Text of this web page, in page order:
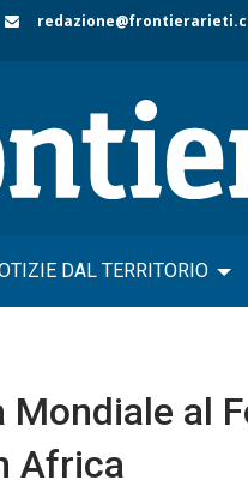
DAL TERRITORIO
Mondiale al
Africa